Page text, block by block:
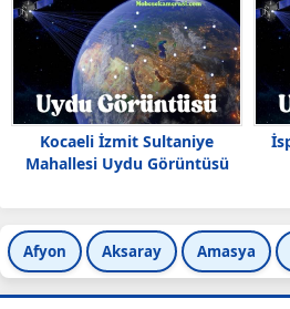
Kocaeli İzmit Sultaniye
Mahallesi Uydu Görüntüsü
Afyon Aksaray Amasya